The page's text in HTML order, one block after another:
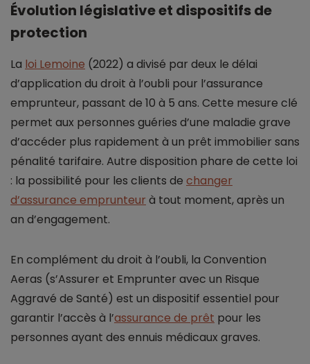
Évolution législative et dispositifs de
protection
La loi Lemoine (2022) a divisé par deux le délai
d’application du droit à l’oubli pour l’assurance
emprunteur, passant de 10 à 5 ans. Cette mesure clé
permet aux personnes guéries d’une maladie grave
d’accéder plus rapidement à un prêt immobilier sans
pénalité tarifaire. Autre disposition phare de cette loi
: la possibilité pour les clients de changer
d’assurance emprunteur à tout moment, après un
an d’engagement.
En complément du droit à l’oubli, la Convention
Aeras (s’Assurer et Emprunter avec un Risque
Aggravé de Santé) est un dispositif essentiel pour
garantir l’accès à l’assurance de prêt pour les
personnes ayant des ennuis médicaux graves.